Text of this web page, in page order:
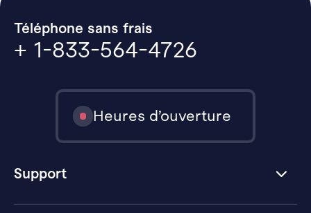
Téléphone sans frais
+ 1-833-564-4726
Heures d’ouverture
Support